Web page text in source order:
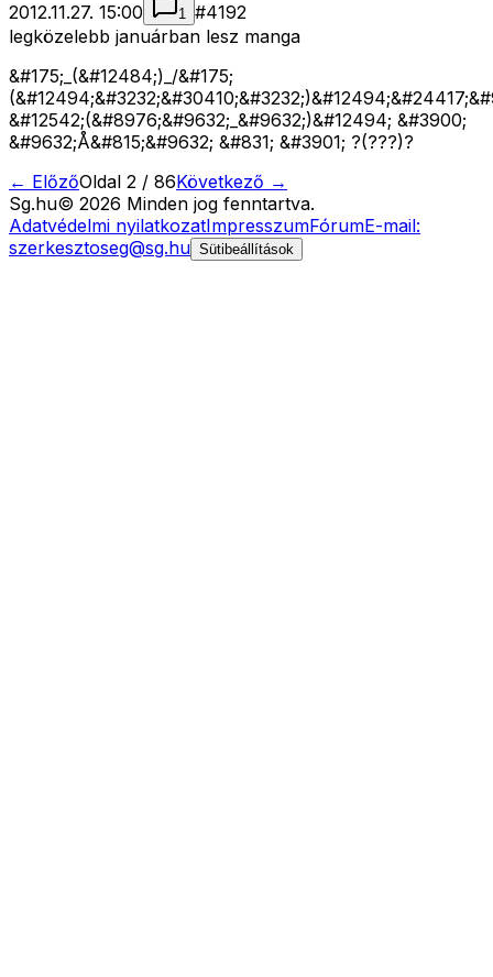
2012.11.27. 15:00 1 #4192
legközelebb januárban lesz manga
&#175;_(&#12484;)_/&#175;
&#12542;(&#8976;&#9632;_&#9632;)&#12494; &#3900;
&#9632;Å&#815;&#9632; &#831; &#3901; ?(???)?
← ElőzőOldal 2 / 86Következő →
Sg.hu© 2026 Minden jog fenntartva.
Adatvédelmi nyilatkozatImpresszumFórumE-mail:
szerkesztoseg@sg.hu Sütibeállítások